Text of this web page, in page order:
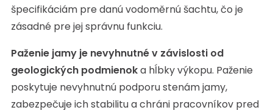
špecifikáciám pre danú vodoměrnú šachtu, čo je
zásadné pre jej správnu funkciu.
Paženie jamy je nevyhnutné v závislosti od
geologických podmienoka hĺbky výkopu. Paženie
poskytuje nevyhnutnú podporu stenám jamy,
zabezpečuje ich stabilitu a chráni pracovníkov pred